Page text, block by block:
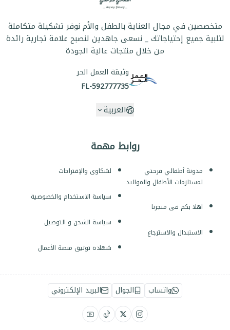
روابط مهمة
مدونة أطفالي فرحتي
لمستلزمات الأطفال والمواليد
اهلا بكم فى متجرنا
الاستبدال والاسترجاع
لشكاوى والإقتراحات
سياسة الاستخدام والخصوصية
سياسة الشحن و التوصيل
شهادة توثيق منصة الأعمال
متخصصين في مجال العناية بالطفل والأم نوفر تشكيلة متكاملة
لتلبية جميع إحتياجاتك _ نسعى جاهدين لنصبح علامة تجارية رائدة
من خلال منتجات عالية الجودة
وثيقة العمل الحر
FL-592777735
العربية
واتساب الجوال البريد الإلكتروني